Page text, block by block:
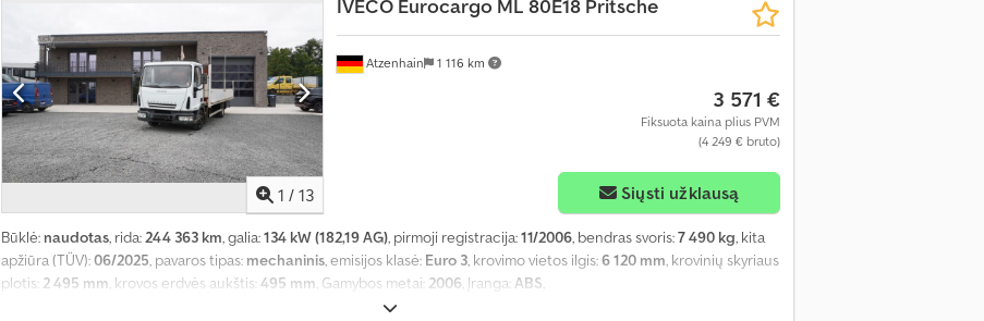
1 / 13
Atzenhain 1 116 km
IVECO Eurocargo ML 80E18 Pritsche
3 571 €
Fiksuota kaina plius PVM
(4 249 € bruto)
Siųsti užklausą
Būklė: naudotas, rida:244 363 km, galia:134 kW (182,19 AG), pirmoji registracija:11/2006, bendras svoris:7 490 kg, kita
apžiūra (TÜV):06/2025, pavaros tipas: mechaninis, emisijos klasė: Euro 3, krovimo vietos ilgis:6 120 mm, krovinių skyriaus
plotis: 2 495 mm, krovos erdvės aukštis:495 mm, Gamybos metai: 2006, Įranga: ABS,